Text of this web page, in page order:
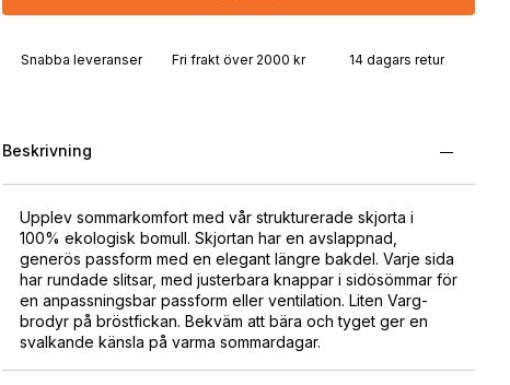
Snabba leveranser Fri frakt över 2000 kr 14 dagars retur
Beskrivning
Upplev sommarkomfort med vår strukturerade skjorta i
100% ekologisk bomull. Skjortan har en avslappnad,
generös passform med en elegant längre bakdel. Varje sida
har rundade slitsar, med justerbara knappar i sidösömmar för
en anpassningsbar passform eller ventilation. Liten Varg-
brodyr på bröstfickan. Bekväm att bära och tyget ger en
svalkande känsla på varma sommardagar.